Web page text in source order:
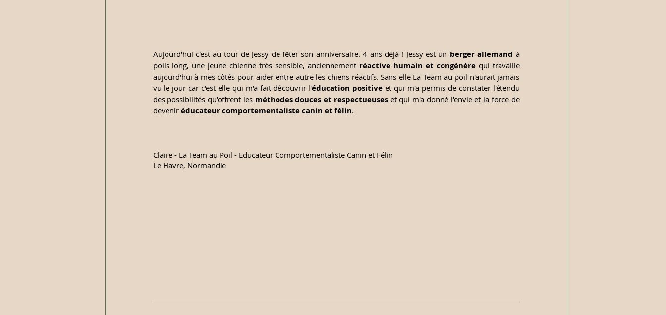
Aujourd'hui c'est au tour de Jessy de fêter son anniversaire. 4 ans déjà ! Jessy est un berger allemand à
poils long, une jeune chienne très sensible, anciennement réactive humain et congénère qui travaille
aujourd'hui à mes côtés pour aider entre autre les chiens réactifs. Sans elle La Team au poil n'aurait jamais
vu le jour car c'est elle qui m'a fait découvrir l'éducation positive et qui m'a permis de constater l'étendu
des possibilités qu'offrent les méthodes douces et respectueuses et qui m'a donné l'envie et la force de
devenir éducateur comportementaliste canin et félin.
Claire - La Team au Poil - Educateur Comportementaliste Canin et Félin
Le Havre, Normandie